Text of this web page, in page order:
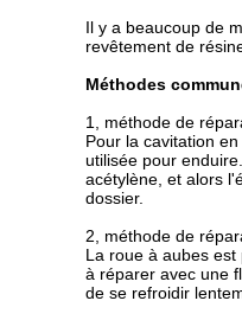
Il y a beaucoup de
revêtement de
Méthodes
1, méthode de
Pour la cavitation
utilisée pour
acétylène, et alors
dossier.
2, méthode de
La roue à aubes
à réparer avec une
de se refroidir